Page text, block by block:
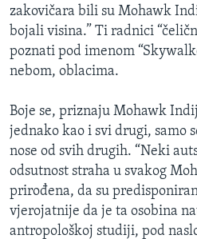
Learning English
PRATITE NAS
Jezici
zakovičara bili su Mohawk
bojali visina.” Ti radnici
poznati pod imenom
nebom, oblacima.
Boje se, priznaju Mohawk
jednako kao i svi drugi, samo
nose od svih drugih. “Neki
odsutnost straha u svakog
prirođena, da su
vjerojatnije da je ta osobina
antropološkoj studiji, pod